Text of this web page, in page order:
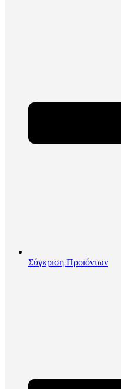
Σύγκριση Προϊόντων